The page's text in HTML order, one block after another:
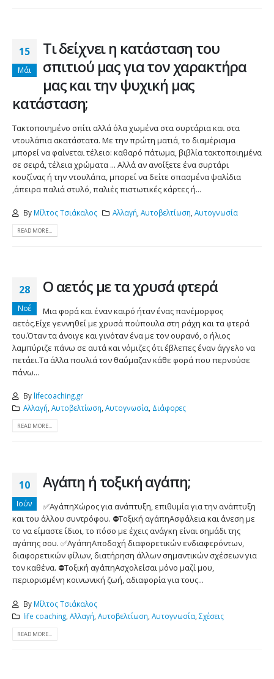
15
Μάι
Τι δείχνει η κατάσταση του
σπιτιού μας για τον χαρακτήρα
μας και την ψυχική μας
κατάσταση;
Τακτοποιημένο σπίτι αλλά όλα χωμένα στα συρτάρια και στα
ντουλάπια ακατάστατα. Με την πρώτη ματιά, το διαμέρισμα
μπορεί να φαίνεται τέλειο: καθαρό πάτωμα, βιβλία τακτοποιημένα
σε σειρά, τέλεια χρώματα ... Αλλά αν ανοίξετε ένα συρτάρι
κουζίνας ή την ντουλάπα, μπορεί να δείτε σπασμένα ψαλίδια
,άπειρα παλιά στυλό, παλιές πιστωτικές κάρτες ή...
By Μίλτος Τσιάκαλος Αλλαγή,Αυτοβελτίωση,Αυτογνωσία
READ MORE...
28
Νοέ
Ο αετός με τα χρυσά φτερά
Μια φορά και έναν καιρό ήταν ένας πανέμορφος
αετός.Είχε γεννηθεί με χρυσά πούπουλα στη ράχη και τα φτερά
του.Όταν τα άνοιγε και γινόταν ένα με τον ουρανό, ο ήλιος
λαμπύριζε πάνω σε αυτά και νόμιζες ότι έβλεπες έναν άγγελο να
πετάει.Τα άλλα πουλιά τον θαύμαζαν κάθε φορά που περνούσε
πάνω...
By lifecoaching.gr
Αλλαγή, Αυτοβελτίωση, Αυτογνωσία, Διάφορες
READ MORE...
10
Ιούν
Αγάπη ή τοξική αγάπη;
✅ΑγάπηΧώρος για ανάπτυξη, επιθυμία για την ανάπτυξη
και του άλλου συντρόφου. ⛔️Τοξική αγάπηΑσφάλεια και άνεση με
το να είμαστε ίδιοι, το πόσο με έχεις ανάγκη είναι σημάδι της
αγάπης σου. ✅ΑγάπηΑποδοχή διαφορετικών ενδιαφερόντων,
διαφορετικών φίλων, διατήρηση άλλων σημαντικών σχέσεων για
τον καθένα. ⛔️Τοξική αγάπηΑσχολείσαι μόνο μαζί μου,
περιορισμένη κοινωνική ζωή, αδιαφορία για τους...
By Μίλτος Τσιάκαλος
life coaching, Αλλαγή Αυτοβελτίωση Αυτογνωσία, Σχέσεις
READ MORE...